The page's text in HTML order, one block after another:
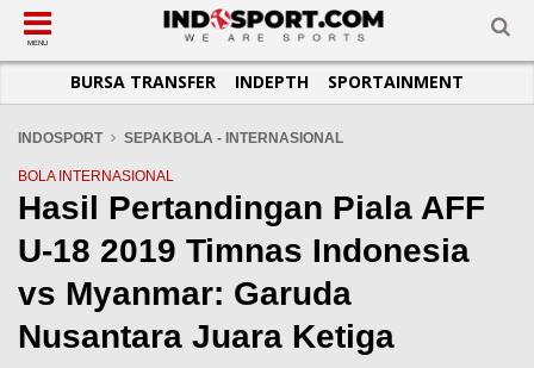
SUB-MENU
SEPAKBOLA
LIGA INGGRIS
LIGA ITALIA
LIGA SPANYOL
LIGA CHAMPIONS
SUB-MENU
SPORTAINMENT
SUB-MENU
OTOMOTIF
OTOMANIA
SUB-MENU
BASKET
FUTSAL
OLIMPIK
E-SPORT
SUB-MENU
JADWAL
SUB-MENU
TOPIK HARI INI
INFOGRAFIS
GALERI FOTO
TEMPAT OLAHRAGA
PASUKAN SEHAT
MENU
BURSA TRANSFER INDEPTH SPORTAINMENT
INDOSPORT SEPAKBOLA - INTERNASIONAL
BOLA INTERNASIONAL
Hasil Pertandingan Piala AFF
U-18 2019 Timnas Indonesia
vs Myanmar: Garuda
Nusantara Juara Ketiga